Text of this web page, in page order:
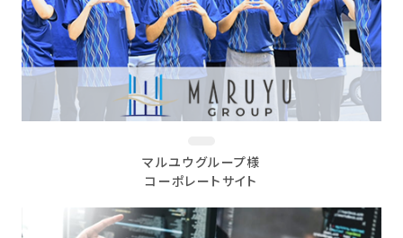
マルユウグループ様
コーポレートサイト